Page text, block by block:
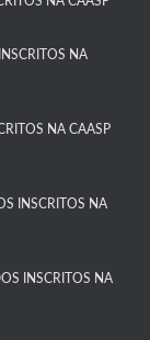
NA
NA CAASP
INSCRITOS NA
INSCRITOS NA